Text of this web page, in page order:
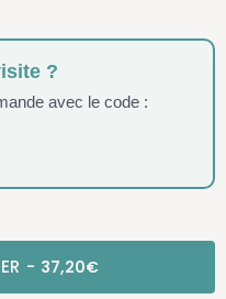
?
avec le code :
- 37,20€